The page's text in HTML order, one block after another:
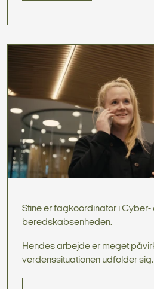
Stine er fagkoordinator i Cyber-
beredskabsenheden.
Hendes arbejde er meget
verdenssituationen udfolder sig.